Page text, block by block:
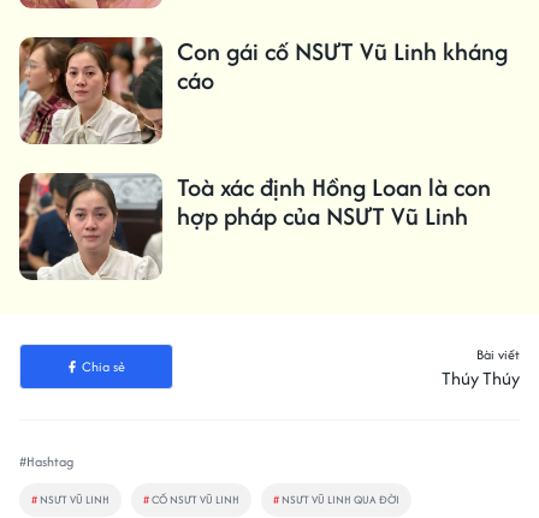
Con gái cố NSƯT Vũ Linh kháng
cáo
Toà xác định Hồng Loan là con
hợp pháp của NSƯT Vũ Linh
Chia sẻ
Bài viết
Thúy Thúy
#Hashtag
# NSƯT VŨ LINH #CỐ NSƯT VŨ LINH # NSƯT VŨ LINH QUA ĐỜI